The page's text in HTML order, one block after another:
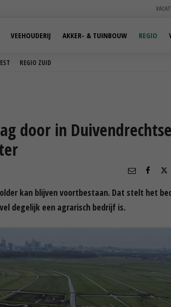
REGIO ZUID
VEEHOUDERIJ AKKER- & TUINBOUW REGIO
door in Duivendrechtse
kan blijven voortbestaan. Dat stelt het
degelijk een agrarisch bedrijf is.